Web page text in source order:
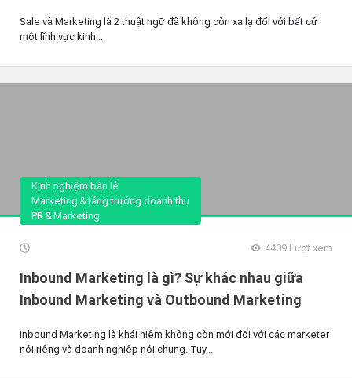
Sale và Marketing là 2 thuật ngữ đã không còn xa lạ đối với bất cứ
một lĩnh vực kinh...
Kinh nghiệm bán lẻ
Marketing & tăng trưởng doanh thu
PR & Marketing
4409 Lượt xem
Inbound Marketing là gì? Sự khác nhau giữa
Inbound Marketing và Outbound Marketing
Inbound Marketing là khái niệm không còn mới đối với các marketer
nói riêng và doanh nghiệp nói chung. Tuy...